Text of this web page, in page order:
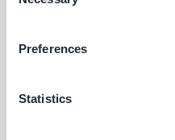
Preferences
Statistics
Anzeige des